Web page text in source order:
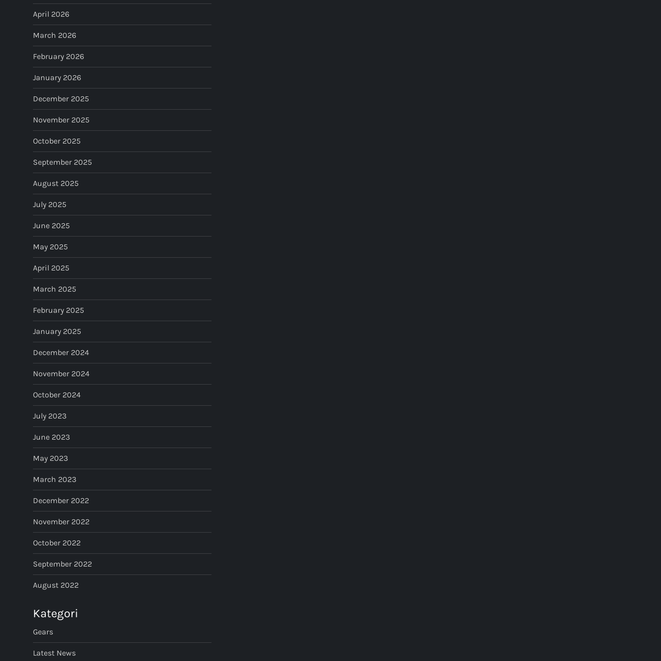
i
n
a
t
i
o
n
April 2026
March 2026
February 2026
January 2026
December 2025
November 2025
October 2025
September 2025
August 2025
July 2025
June 2025
May 2025
April 2025
March 2025
February 2025
January 2025
December 2024
November 2024
October 2024
July 2023
June 2023
May 2023
March 2023
December 2022
November 2022
October 2022
September 2022
August 2022
Kategori
Gears
Latest News